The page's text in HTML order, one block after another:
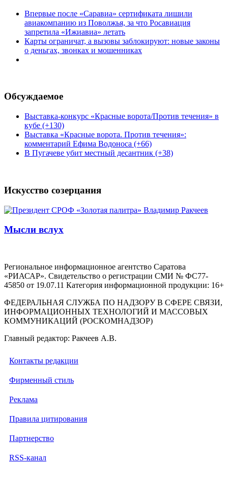
Впервые после «Саравиа» сертификата лишили
авиакомпанию из Поволжья, за что Росавиация
запретила «Ижиавиа» летать
Карты ограничат, а вызовы заблокируют: новые законы
о деньгах, звонках и мошенниках
Обсуждаемое
Выставка-конкурс «Красные ворота/Против течения» в
кубе (+130)
Выставка «Красные ворота. Против течения»:
комментарий Ефима Водоноса (+66)
В Пугачеве убит местный десантник (+38)
Искусство созерцания
Мысли вслух
Региональное информационное агентство Саратова
«РИАСАР». Свидетельство о регистрации СМИ № ФС77-
45850 от 19.07.11 Категория информационной продукции: 16+
ФЕДЕРАЛЬНАЯ СЛУЖБА ПО НАДЗОРУ В СФЕРЕ СВЯЗИ,
ИНФОРМАЦИОННЫХ ТЕХНОЛОГИЙ И МАССОВЫХ
КОММУНИКАЦИЙ (РОСКОМНАДЗОР)
Главный редактор: Ракчеев А.В.
Контакты редакции
Фирменный стиль
Реклама
Правила цитирования
Партнерство
RSS-канал